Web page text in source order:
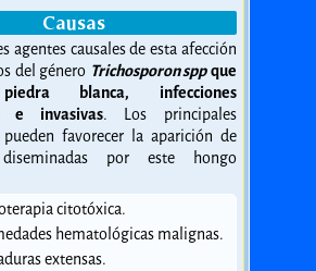
Causas
agentes causales de esta afección
del género Trichosporon sppque
blanca, infecciones
e invasivas. Los principales
favorecer la aparición de
diseminadas por este hongo
citotóxica.
hematológicas malignas.
extensas.